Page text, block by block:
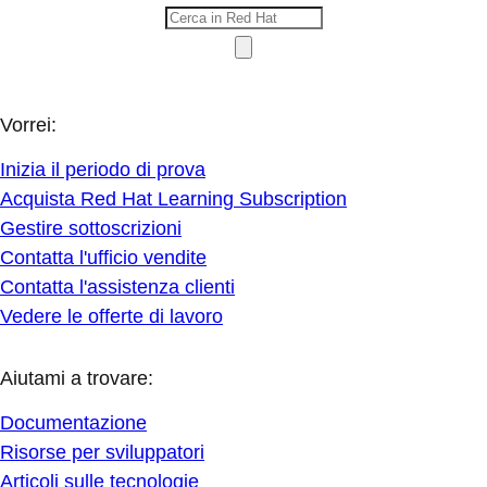
Vorrei:
Inizia il periodo di prova
Acquista Red Hat Learning Subscription
Gestire sottoscrizioni
Contatta l'ufficio vendite
Contatta l'assistenza clienti
Vedere le offerte di lavoro
Aiutami a trovare:
Documentazione
Risorse per sviluppatori
Articoli sulle tecnologie